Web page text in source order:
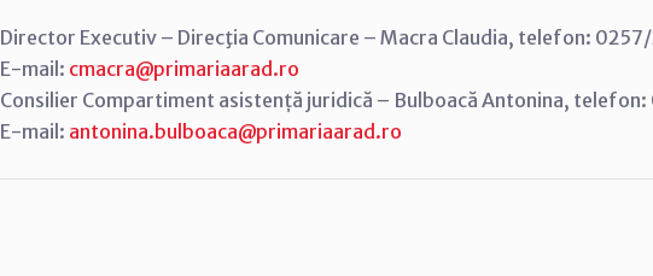
Director Executiv – Direcţia Comunicare – Macra Claudia, telefon:
E-mail: cmacra@primariaarad.ro
Consilier Compartiment asistență juridică – Bulboacă Antonina,
E-mail: antonina.bulboaca@primariaarad.ro